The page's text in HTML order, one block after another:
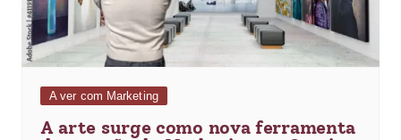
A ver com Marketing
A arte surge como nova ferramenta